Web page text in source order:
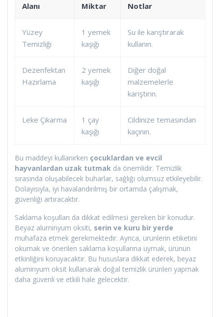
Alanı
Miktar
Notlar
Yüzey
Temizliği
1 yemek
kaşığı
Su ile karıştırarak
kullanın.
Dezenfektan
Hazırlama
2 yemek
kaşığı
Diğer doğal
malzemelerle
karıştırın.
Leke Çıkarma
1 çay
kaşığı
Cildinize temasından
kaçının.
Bu maddeyi kullanırken çocuklardan ve evcil
hayvanlardan uzak tutmak da önemlidir. Temizlik
sırasında oluşabilecek buharlar, sağlığı olumsuz etkileyebilir.
Dolayısıyla, iyi havalandırılmış bir ortamda çalışmak,
güvenliği artıracaktır.
Saklama koşulları da dikkat edilmesi gereken bir konudur.
Beyaz aluminyum oksiti, serin ve kuru bir yerde
muhafaza etmek gerekmektedir. Ayrıca, ürünlerin etiketini
okumak ve önerilen saklama koşullarına uymak, ürünün
etkinliğini koruyacaktır. Bu hususlara dikkat ederek, beyaz
aluminyum oksit kullanarak doğal temizlik ürünleri yapmak
daha güvenli ve etkili hale gelecektir.